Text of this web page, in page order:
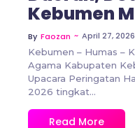
Kebumen
By Faozan ~ April 27, 2026
Kebumen – Humas –
Agama Kabupaten
Upacara Peringatan
2026 tingkat...
Read More